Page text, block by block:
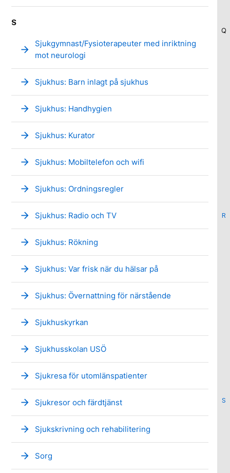
Q
R
S
S
arrow_forward
Sjukgymnast/Fysioterapeuter med inriktning
mot neurologi
arrow_forward Sjukhus: Barn inlagt på sjukhus
arrow_forward Sjukhus: Handhygien
arrow_forward Sjukhus: Kurator
arrow_forward Sjukhus: Mobiltelefon och wifi
arrow_forward Sjukhus: Ordningsregler
arrow_forward Sjukhus: Radio och TV
arrow_forward Sjukhus: Rökning
arrow_forward Sjukhus: Var frisk när du hälsar på
arrow_forward Sjukhus: Övernattning för närstående
arrow_forward Sjukhuskyrkan
arrow_forward Sjukhusskolan USÖ
arrow_forward Sjukresa för utomlänspatienter
arrow_forward Sjukresor och färdtjänst
arrow_forward Sjukskrivning och rehabilitering
arrow_forward Sorg